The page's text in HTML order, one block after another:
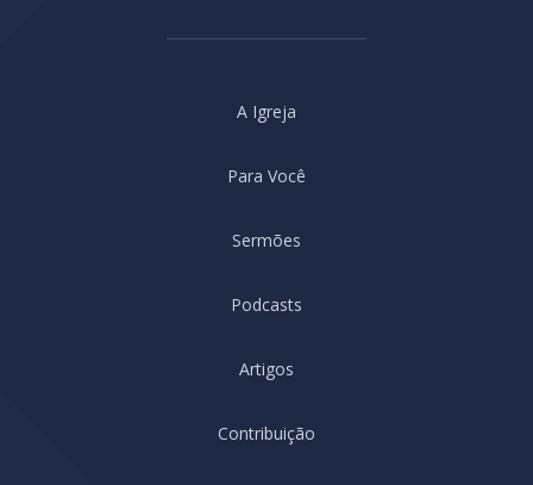
A Igreja
Para Você
Sermões
Podcasts
Artigos
Contribuição